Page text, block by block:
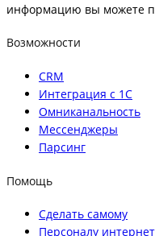
информацию вы можете
Возможности
CRM
Интеграция с 1С
Омниканальность
Мессенджеры
Парсинг
Помощь
Сделать самому
Персоналу